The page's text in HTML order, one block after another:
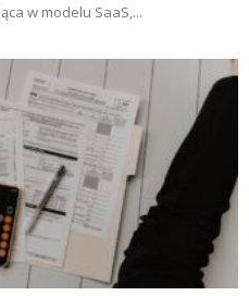
w modelu SaaS,...